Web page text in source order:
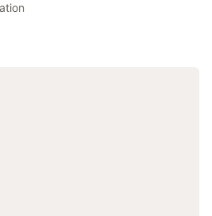
with a terrace and free